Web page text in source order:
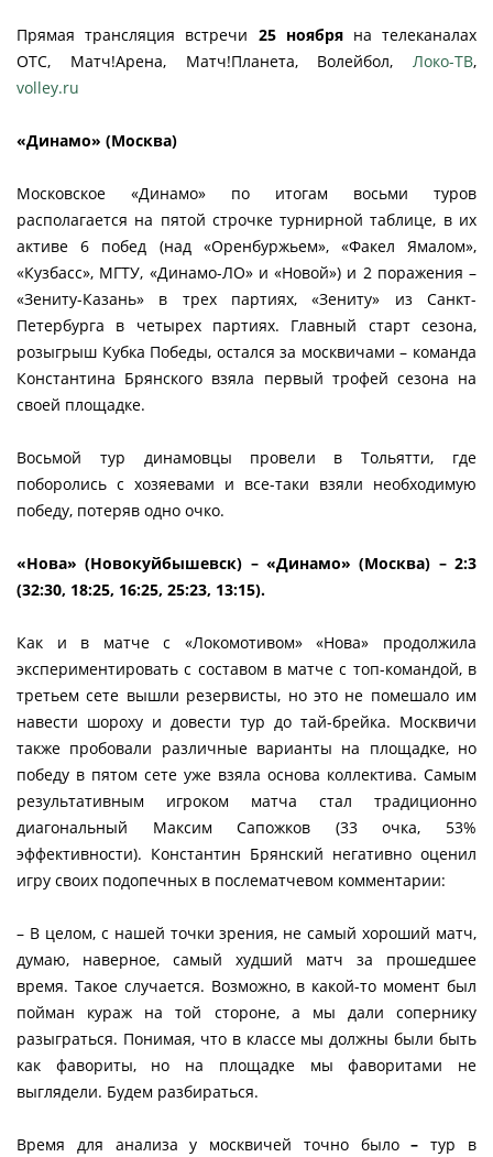
Прямая трансляция встречи 25 ноябряна телеканалах
ОТС, Матч!Арена, Матч!Планета, Волейбол, Локо-ТВ,
volley.ru
«Динамо» (Москва)
Московское «Динамо» по итогам восьми туров
располагается на пятой строчке турнирной таблице, в их
активе 6 побед (над «Оренбуржьем», «Факел Ямалом»,
«Кузбасс», МГТУ, «Динамо-ЛО» и «Новой») и 2 поражения –
«Зениту-Казань» в трех партиях, «Зениту» из Санкт-
Петербурга в четырех партиях. Главный старт сезона,
розыгрыш Кубка Победы, остался за москвичами – команда
Константина Брянского взяла первый трофей сезона на
своей площадке.
Восьмой тур динамовцы провели в Тольятти, где
поборолись с хозяевами и все-таки взяли необходимую
победу, потеряв одно очко.
«Нова» (Новокуйбышевск) – «Динамо» (Москва) – 2:3
(32:30, 18:25, 16:25, 25:23, 13:15).
Как и в матче с «Локомотивом» «Нова» продолжила
экспериментировать с составом в матче с топ-командой, в
третьем сете вышли резервисты, но это не помешало им
навести шороху и довести тур до тай-брейка. Москвичи
также пробовали различные варианты на площадке, но
победу в пятом сете уже взяла основа коллектива. Самым
результативным игроком матча стал традиционно
диагональный Максим Сапожков (33 очка, 53%
эффективности). Константин Брянский негативно оценил
игру своих подопечных в послематчевом комментарии:
– В целом, с нашей точки зрения, не самый хороший матч,
думаю, наверное, самый худший матч за прошедшее
время. Такое случается. Возможно, в какой-то момент был
пойман кураж на той стороне, а мы дали сопернику
разыграться. Понимая, что в классе мы должны были быть
как фавориты, но на площадке мы фаворитами не
выглядели. Будем разбираться.
Время для анализа у москвичей точно было– тур в